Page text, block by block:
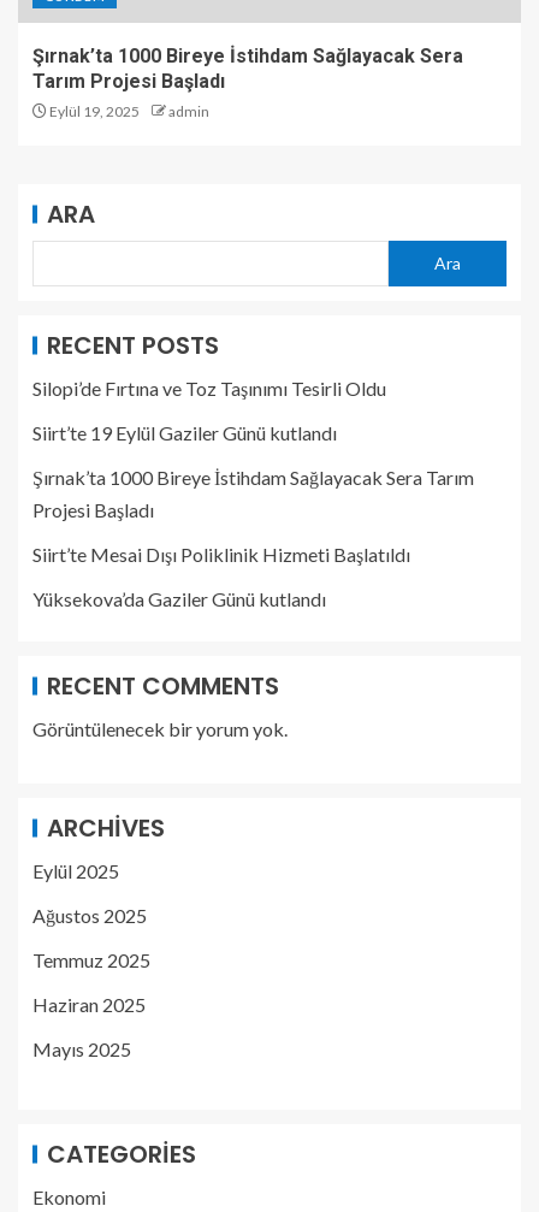
Şırnak’ta 1000 Bireye İstihdam Sağlayacak Sera
Tarım Projesi Başladı
Eylül 19, 2025 admin
ARA
Ara
RECENT POSTS
Silopi’de Fırtına ve Toz Taşınımı Tesirli Oldu
Siirt’te 19 Eylül Gaziler Günü kutlandı
Şırnak’ta 1000 Bireye İstihdam Sağlayacak Sera Tarım
Projesi Başladı
Siirt’te Mesai Dışı Poliklinik Hizmeti Başlatıldı
Yüksekova’da Gaziler Günü kutlandı
RECENT COMMENTS
Görüntülenecek bir yorum yok.
ARCHIVES
Eylül 2025
Ağustos 2025
Temmuz 2025
Haziran 2025
Mayıs 2025
CATEGORIES
Ekonomi